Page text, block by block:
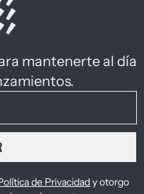
mantenerte al día
de Privacidady otorgo